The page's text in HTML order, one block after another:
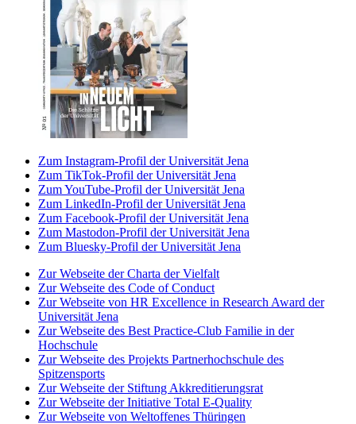
Zum Instagram-Profil der Universität Jena
Zum TikTok-Profil der Universität Jena
Zum YouTube-Profil der Universität Jena
Zum LinkedIn-Profil der Universität Jena
Zum Facebook-Profil der Universität Jena
Zum Mastodon-Profil der Universität Jena
Zum Bluesky-Profil der Universität Jena
Zur Webseite der Charta der Vielfalt
Zur Webseite des Code of Conduct
Zur Webseite von HR Excellence in Research Award der
Universität Jena
Zur Webseite des Best Practice-Club Familie in der
Hochschule
Zur Webseite des Projekts Partnerhochschule des
Spitzensports
Zur Webseite der Stiftung Akkreditierungsrat
Zur Webseite der Initiative Total E-Quality
Zur Webseite von Weltoffenes Thüringen